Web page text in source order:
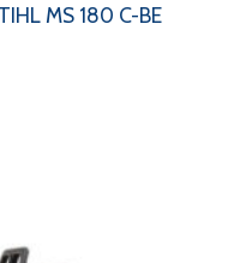
MS 180 C-BE